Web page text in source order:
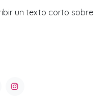
un texto corto sobre